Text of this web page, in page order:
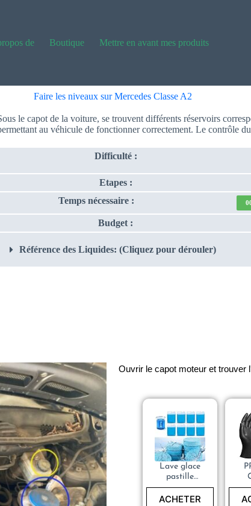
de Boutique Mettre en avant mes produits
Faire les niveaux sur Mercedes Classe A2
le capot de la voiture, se trouvent différents réservoirs
au véhicule de fonctionner correctement. Le contrôle
Difficulté :
Etapes :
Temps nécessaire :
Budget :
Référence des Liquides: (Cliquez pour dérouler)
Ouvrir le capot moteur et trouver
Lave glace
pastille
Ecologique
40 Litres
ACHETER